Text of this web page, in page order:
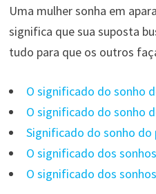
Uma mulher sonha em
significa que sua suposta
tudo para que os outros
O significado do sonho
O significado do sonho
Significado do sonho
O significado dos sonhos
O significado dos